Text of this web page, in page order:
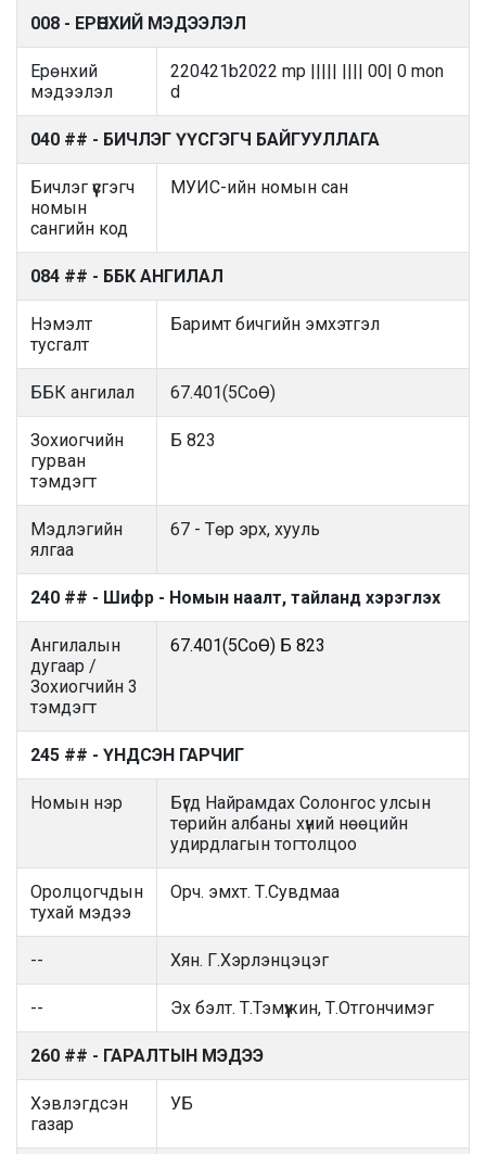
008 - ЕРӨНХИЙ МЭДЭЭЛЭЛ
Ерөнхий
мэдээлэл
220421b2022 mp ||||| |||| 00| 0 mon
d
040 ## - БИЧЛЭГ ҮҮСГЭГЧ БАЙГУУЛЛАГА
Бичлэг үүсгэгч
номын
сангийн код
МУИС-ийн номын сан
084 ## - ББК АНГИЛАЛ
Нэмэлт
тусгалт
Баримт бичгийн эмхэтгэл
ББК ангилал 67.401(5СоӨ)
Зохиогчийн
гурван
тэмдэгт
Б 823
Мэдлэгийн
ялгаа
67 - Төр эрх, хууль
240 ## - Шифр - Номын наалт, тайланд хэрэглэх
Ангилалын
дугаар /
Зохиогчийн 3
тэмдэгт
67.401(5СоӨ) Б 823
245 ## - ҮНДСЭН ГАРЧИГ
Номын нэр
Бүгд Найрамдах Солонгос улсын
төрийн албаны хүний нөөцийн
удирдлагын тогтолцоо
Оролцогчдын
тухай мэдээ
Орч. эмхт. Т.Сувдмаа
-- Хян. Г.Хэрлэнцэцэг
-- Эх бэлт. Т.Тэмүүжин, Т.Отгончимэг
260 ## - ГАРАЛТЫН МЭДЭЭ
Хэвлэгдсэн
газар
УБ